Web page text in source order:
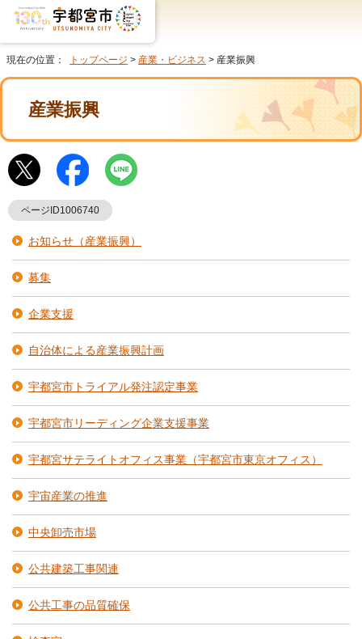
現在の位置： トップページ > 産業・ビジネス > 産業振興
産業振興
ページID1006740
お知らせ（産業振興）
募集
企業支援
自治体による産業振興計画
宇都宮市トライアル発注認定事業
宇都宮市リーディング企業支援事業
宇都宮サテライトオフィス事業（宇都宮市東京オフィス）
宇宙産業の推進
中央卸売市場
公共建築工事関連
公共工事の品質確保